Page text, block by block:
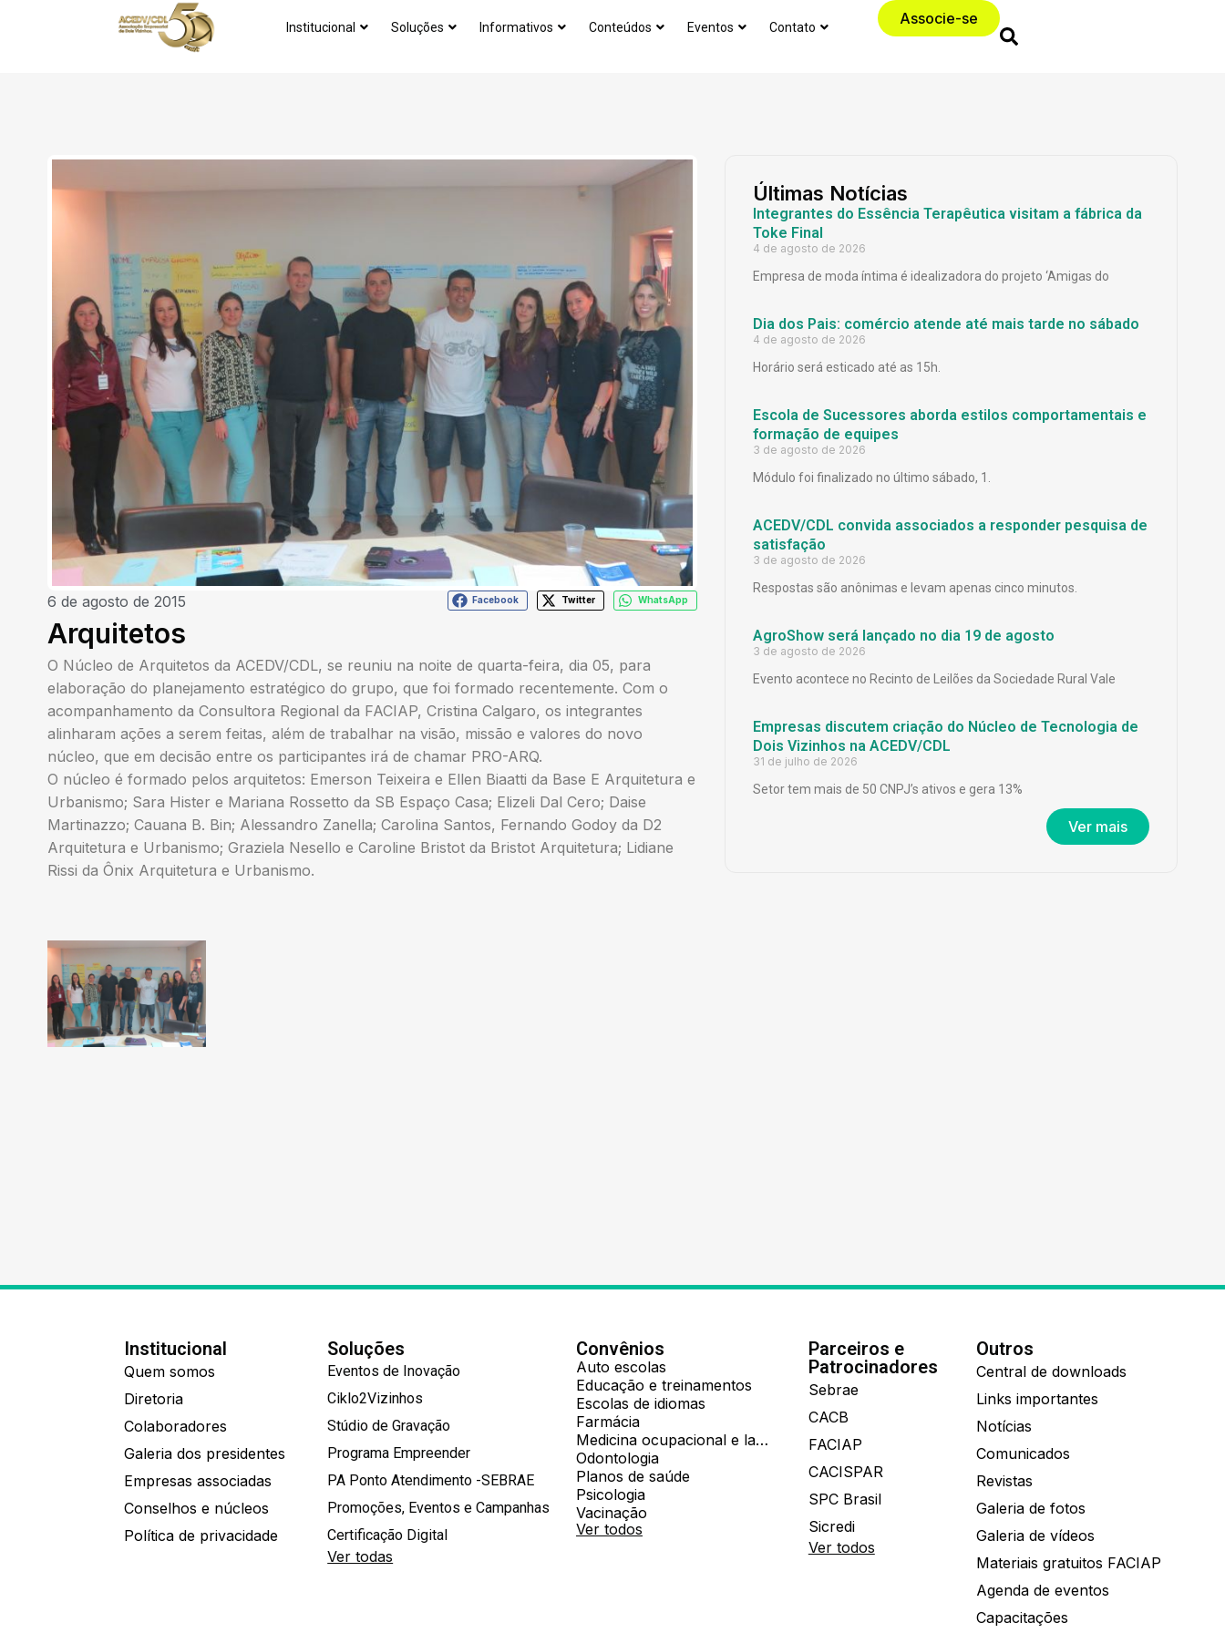
Institucional Soluções Informativos Conteúdos Eventos Contato Associe-se
6 de agosto de 2015 Facebook Twitter WhatsApp
Arquitetos
O Núcleo de Arquitetos da ACEDV/CDL, se reuniu na noite de quarta-feira, dia 05, para
elaboração do planejamento estratégico do grupo, que foi formado recentemente. Com o
acompanhamento da Consultora Regional da FACIAP, Cristina Calgaro, os integrantes
alinharam ações a serem feitas, além de trabalhar na visão, missão e valores do novo
núcleo, que em decisão entre os participantes irá de chamar PRO-ARQ.
O núcleo é formado pelos arquitetos: Emerson Teixeira e Ellen Biaatti da Base E Arquitetura e
Urbanismo; Sara Hister e Mariana Rossetto da SB Espaço Casa; Elizeli Dal Cero; Daise
Martinazzo; Cauana B. Bin; Alessandro Zanella; Carolina Santos, Fernando Godoy da D2
Arquitetura e Urbanismo; Graziela Nesello e Caroline Bristot da Bristot Arquitetura; Lidiane
Rissi da Ônix Arquitetura e Urbanismo.
Últimas Notícias
Integrantes do Essência Terapêutica visitam a fábrica da
Toke Final
4 de agosto de 2026
Empresa de moda íntima é idealizadora do projeto ‘Amigas do
Dia dos Pais: comércio atende até mais tarde no sábado
4 de agosto de 2026
Horário será esticado até as 15h.
Escola de Sucessores aborda estilos comportamentais e
formação de equipes
3 de agosto de 2026
Módulo foi finalizado no último sábado, 1.
ACEDV/CDL convida associados a responder pesquisa de
satisfação
3 de agosto de 2026
Respostas são anônimas e levam apenas cinco minutos.
AgroShow será lançado no dia 19 de agosto
3 de agosto de 2026
Evento acontece no Recinto de Leilões da Sociedade Rural Vale
Empresas discutem criação do Núcleo de Tecnologia de
Dois Vizinhos na ACEDV/CDL
31 de julho de 2026
Setor tem mais de 50 CNPJ’s ativos e gera 13%
Ver mais
Institucional
Quem somos
Diretoria
Colaboradores
Galeria dos presidentes
Empresas associadas
Conselhos e núcleos
Política de privacidade
Soluções
Eventos de Inovação
Ciklo2Vizinhos
Stúdio de Gravação
Programa Empreender
PA Ponto Atendimento -SEBRAE
Promoções, Eventos e Campanhas
Certificação Digital
Ver todas
Convênios
Auto escolas
Educação e treinamentos
Escolas de idiomas
Farmácia
Medicina ocupacional e laboratorial
Odontologia
Planos de saúde
Psicologia
Vacinação
Ver todos
Parceiros e
Patrocinadores
Sebrae
CACB
FACIAP
CACISPAR
SPC Brasil
Sicredi
Ver todos
Outros
Central de downloads
Links importantes
Notícias
Comunicados
Revistas
Galeria de fotos
Galeria de vídeos
Materiais gratuitos FACIAP
Agenda de eventos
Capacitações